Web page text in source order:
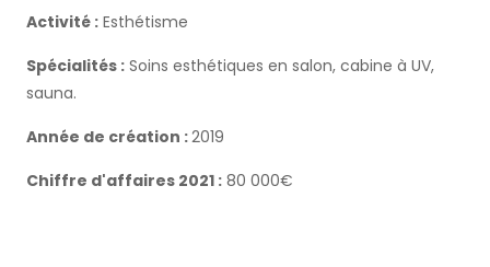
Activité : Esthétisme
Spécialités : Soins esthétiques en salon, cabine à UV,
sauna.
Année de création :2019
Chiffre d'affaires 2021 : 80 000€